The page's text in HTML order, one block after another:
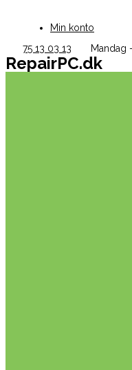
Min konto
75 13 03 13
Mandag
RepairPC.dk